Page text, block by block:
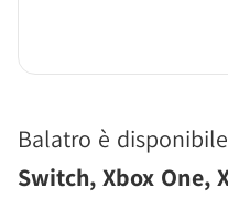
Balatro è
Switch, Xbox One,